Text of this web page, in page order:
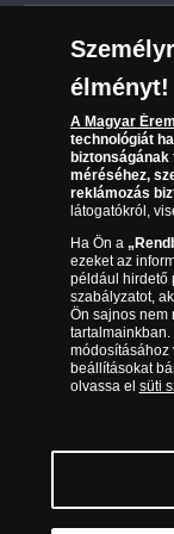
Kézbesítés
Reklamáció
Visszaküldés
Elállási űrlap
Karrier
Sütik (cookies)
Süti (cookies)
Társaságunkról
Az érmék és
Gyakran ismételt
Adatkezelés
06 80
(díjmentesen
óra között,
Magyar
957944,
élményt!
A Magyar
technológiát
méréséhez,
reklámozás
látogatókról,
Ha Ön a
ezeket az
például hirdető
szabályzatot,
Ön sajnos nem
módosításához
beállításokat
olvassa el süti